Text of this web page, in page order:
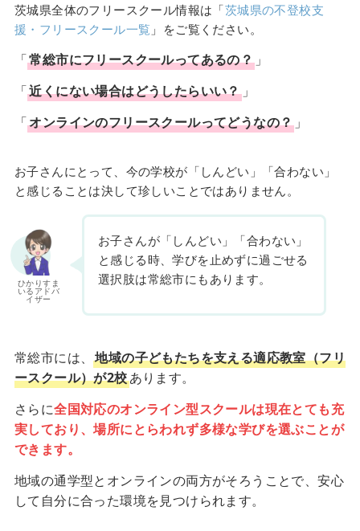
茨城県全体のフリースクール情報は「茨城県の不登校支
援・フリースクール一覧 」をご覧ください。
「常総市にフリースクールってあるの？ 」
「近くにない場合はどうしたらいい？」
「オンラインのフリースクールってどうなの？ 」
お子さんにとって、今の学校が「しんどい」「合わない」
と感じることは決して珍しいことではありません。
ひかりすま
いるアドバ
イザー
お子さんが「しんどい」「合わない」
と感じる時、学びを止めずに過ごせる
選択肢は常総市にもあります。
常総市には、地域の子どもたちを支える適応教室（フリ
ースクール）が2校あります。
さらに全国対応のオンライン型スクールは現在とても充
実しており、場所にとらわれず多様な学びを選ぶことが
できます。
地域の通学型とオンラインの両方がそろうことで、安心
して自分に合った環境を見つけられます。